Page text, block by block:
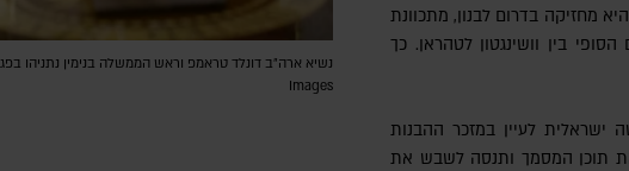
מחזיקה בדרום לבנון, מתכוונת
בין וושינגטון לטהראן. כך
לעיין במזכר ההבנות
תוכן המסמך ותנסה לשבש את
Images